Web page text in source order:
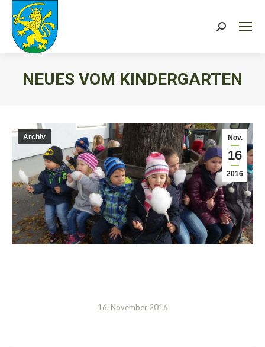
Search:
NEUES VOM KINDERGARTEN
Nov.
16
2016
Archiv
16. November 2016